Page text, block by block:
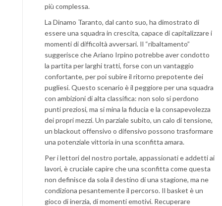
più complessa.
La Dinamo Taranto, dal canto suo, ha dimostrato di
essere una squadra in crescita, capace di capitalizzare i
momenti di difficoltà avversari. Il “ribaltamento”
suggerisce che Ariano Irpino potrebbe aver condotto
la partita per larghi tratti, forse con un vantaggio
confortante, per poi subire il ritorno prepotente dei
pugliesi. Questo scenario è il peggiore per una squadra
con ambizioni di alta classifica: non solo si perdono
punti preziosi, ma si mina la fiducia e la consapevolezza
dei propri mezzi. Un parziale subito, un calo di tensione,
un blackout offensivo o difensivo possono trasformare
una potenziale vittoria in una sconfitta amara.
Per i lettori del nostro portale, appassionati e addetti ai
lavori, è cruciale capire che una sconfitta come questa
non definisce da sola il destino di una stagione, ma ne
condiziona pesantemente il percorso. Il basket è un
gioco di inerzia, di momenti emotivi. Recuperare